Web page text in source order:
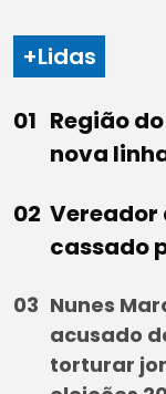
+Lidas
Região
nova
Vereador
cassado
Nunes
acusado
torturar